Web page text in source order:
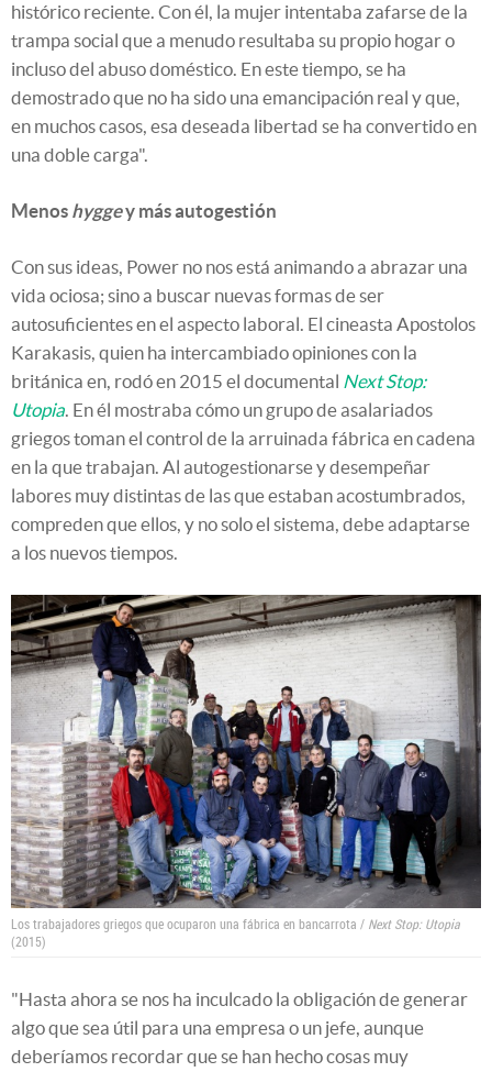
histórico reciente. Con él, la mujer intentaba zafarse de la
trampa social que a menudo resultaba su propio hogar o
incluso del abuso doméstico. En este tiempo, se ha
demostrado que no ha sido una emancipación real y que,
en muchos casos, esa deseada libertad se ha convertido en
una doble carga".
Menos hyggey más autogestión
Con sus ideas, Power no nos está animando a abrazar una
vida ociosa; sino a buscar nuevas formas de ser
autosuficientes en el aspecto laboral. El cineasta Apostolos
Karakasis, quien ha intercambiado opiniones con la
británica en, rodó en 2015 el documental Next Stop:
Utopia . En él mostraba cómo un grupo de asalariados
griegos toman el control de la arruinada fábrica en cadena
en la que trabajan. Al autogestionarse y desempeñar
labores muy distintas de las que estaban acostumbrados,
compreden que ellos, y no solo el sistema, debe adaptarse
a los nuevos tiempos.
Los trabajadores griegos que ocuparon una fábrica en bancarrota / Next Stop: Utopia
(2015)
"Hasta ahora se nos ha inculcado la obligación de generar
algo que sea útil para una empresa o un jefe, aunque
deberíamos recordar que se han hecho cosas muy